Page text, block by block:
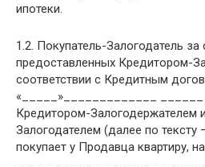
ипотеки.
1.2. Покупатель-Залогодатель
предоставленных Кредитором-
соответствии с Кредитным
«_____»_____________
Кредитором-Залогодержателем
Залогодателем (далее по
покупает у Продавца квартиру,